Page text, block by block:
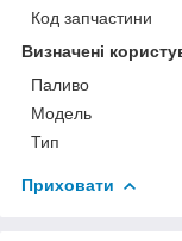
Код запчастини
Визначені
Паливо
Мoдель
Тип
Приховати